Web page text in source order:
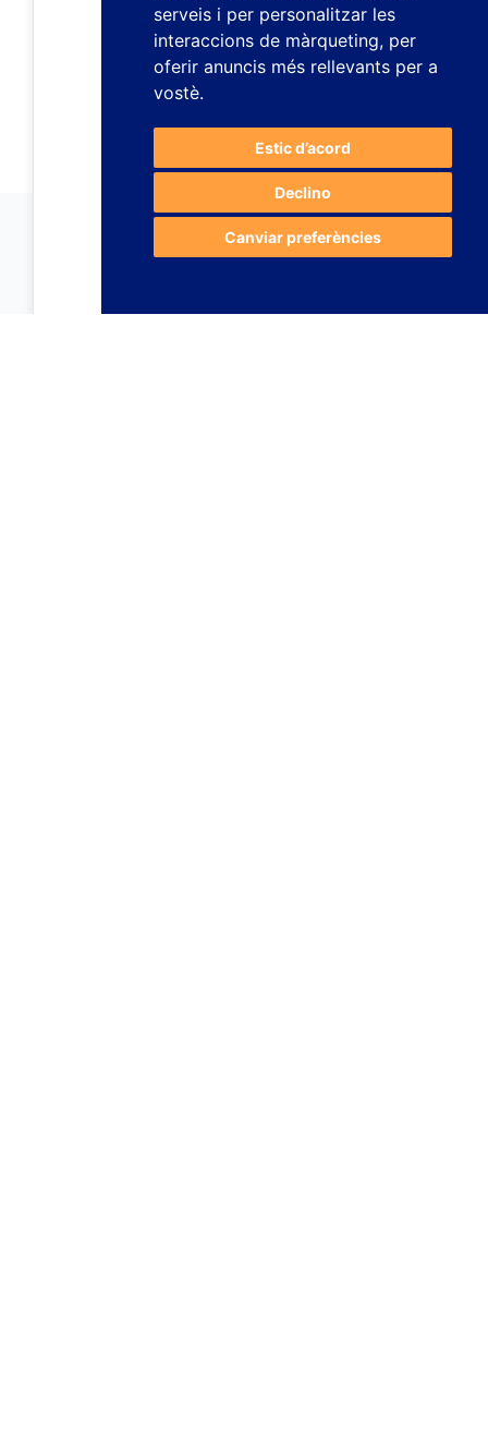
serveis i per personalitzar les
interaccions de màrqueting, per
oferir anuncis més rellevants per a
vostè.
Estic d’acord
Declino
Canviar preferències